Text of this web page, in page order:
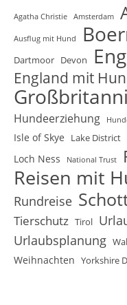
Agatha Christie Amsterdam
Ausflug mit Hund
Dartmoor Devon
England mit
Hundeerziehung
Isle of Skye Lake District
Loch Ness National Trust
Reisen mit
Rundreise
Tierschutz Tirol
Urlaubsplanung
Weihnachten Yorkshire